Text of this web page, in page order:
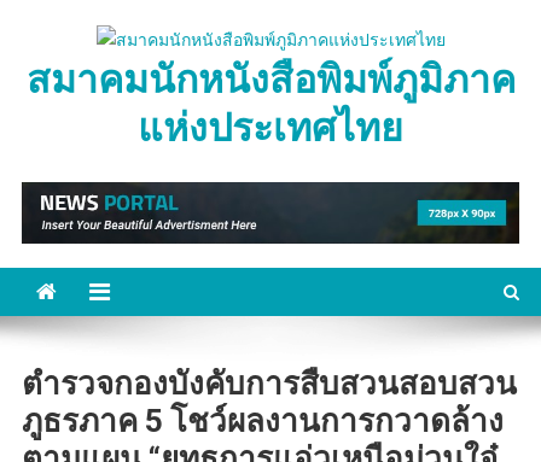
contentสมาคมนักหนังสือพิมพ์ภูมิภาค
แห่งประเทศไทย
ตำรวจกองบังคับการสืบสวนสอบสวน
ภูธรภาค 5 โชว์ผลงานการกวาดล้าง